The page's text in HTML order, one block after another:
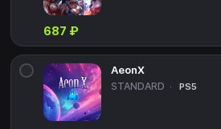
687 ₽
AeonX
STANDARD PS5